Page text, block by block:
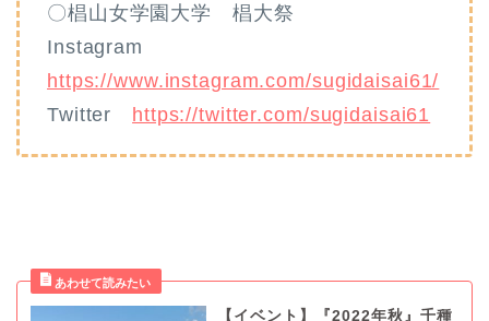
〇椙山女学園大学 椙大祭
Instagram
https://www.instagram.com/sugidaisai61/
Twitter https://twitter.com/sugidaisai61
【イベント】『2022年秋』千種